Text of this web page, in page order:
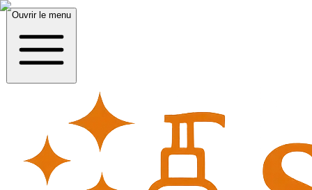
Ouvrir le menu